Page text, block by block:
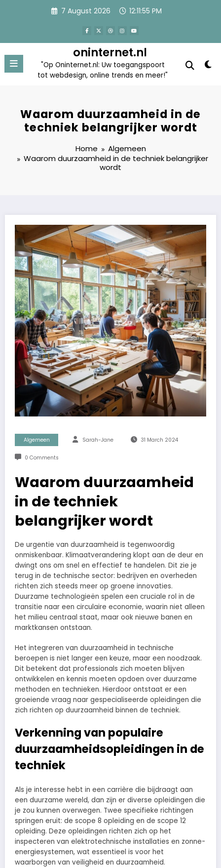
7 August 2026 12:11:55 PM
oninternet.nl
"Op Oninternet.nl: Uw toegangspoort
tot webdesign, online trends en meer!"
Waarom duurzaamheid in de
techniek belangrijker wordt
Home
Algemeen
Waarom duurzaamheid in de techniek belangrijker
wordt
Algemeen Sarah-Jane 31 March 2024
0 Comments
Waarom duurzaamheid
in de techniek
belangrijker wordt
De urgentie van duurzaamheid is tegenwoordig
onmiskenbaar. Klimaatverandering klopt aan de deur en
dwingt ons om snel en effectief te handelen. Dit zie je
terug in de technische sector: bedrijven en overheden
richten zich steeds meer op groene innovaties.
Duurzame technologieën spelen een cruciale rol in de
transitie naar een circulaire economie, waarin niet alleen
het milieu centraal staat, maar ook nieuwe banen en
marktkansen ontstaan.
Het integreren van duurzaamheid in technische
beroepen is niet langer een keuze, maar een noodzaak.
Dit betekent dat professionals zich moeten blijven
ontwikkelen en kennis moeten opdoen over duurzame
methoden en technieken. Hierdoor ontstaat er een
groeiende vraag naar gespecialiseerde opleidingen die
zich richten op duurzaamheid binnen de techniek.
Verkenning van populaire
duurzaamheidsopleidingen in de
techniek
Als je interesse hebt in een carrière die bijdraagt aan
een duurzame wereld, dan zijn er diverse opleidingen die
je zou kunnen overwegen. Twee specifieke richtingen
springen eruit: de scope 8 opleiding en de scope 12
opleiding. Deze opleidingen richten zich op het
inspecteren van elektrotechnische installaties en zonne-
energiesystemen, wat essentieel is voor het
waarborgen van veiligheid en duurzaamheid.